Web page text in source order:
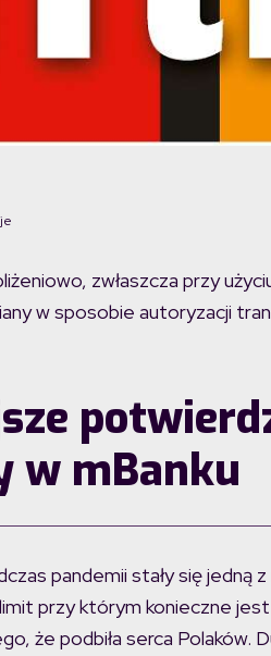
zwłaszcza przy
w sposobie autoryzacji
w mBanku
pandemii stały się jedną
przy którym konieczne
że podbiła serca Polaków.